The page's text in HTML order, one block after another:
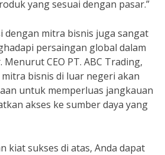
yang sesuai dengan pasar.”
dengan mitra bisnis juga sangat
persaingan global dalam
CEO PT. ABC Trading,
bisnis di luar negeri akan
untuk memperluas jangkauan
akses ke sumber daya yang
kiat sukses di atas, Anda dapat